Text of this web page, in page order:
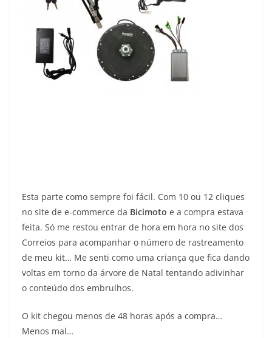
Esta parte como sempre foi fácil. Com 10 ou 12 cliques
no site de e-commerce da Bicimoto e a compra estava
feita. Só me restou entrar de hora em hora no site dos
Correios para acompanhar o número de rastreamento
de meu kit… Me senti como uma criança que fica dando
voltas em torno da árvore de Natal tentando adivinhar
o conteúdo dos embrulhos.
O kit chegou menos de 48 horas após a compra…
Menos mal…